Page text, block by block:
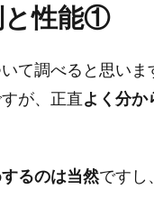
と性能①
て調べると思いま
が、正直よく分か
るのは当然ですし、